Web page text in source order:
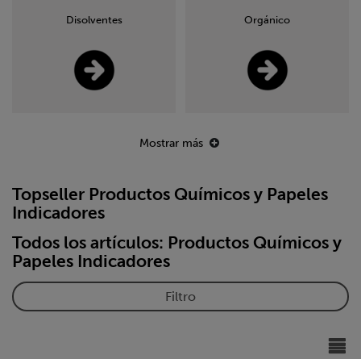
Disolventes Orgánico
Mostrar más
Topseller Productos Químicos y Papeles
Indicadores
Todos los artículos: Productos Químicos y
Papeles Indicadores
Filtro